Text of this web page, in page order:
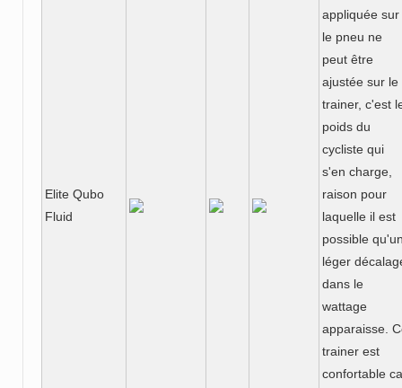
Elite Qubo
Fluid
appliquée sur
le pneu ne
peut être
ajustée sur le
trainer, c'est
poids du
cycliste qui
s'en charge,
raison pour
laquelle il est
possible
léger
dans le
wattage
apparaisse.
trainer est
confortable